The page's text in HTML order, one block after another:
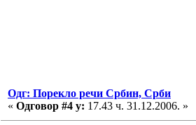
Одг: Порекло речи Србин, Срби
« Одговор #4 у: 17.43 ч. 31.12.2006. »